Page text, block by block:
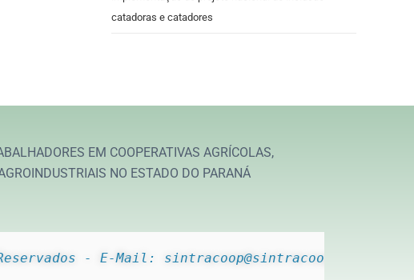
catadoras e catadores
EM COOPERATIVAS AGRÍCOLAS,
NO ESTADO DO PARANÁ
- E-Mail: sintracoop@sintracoop.com.br